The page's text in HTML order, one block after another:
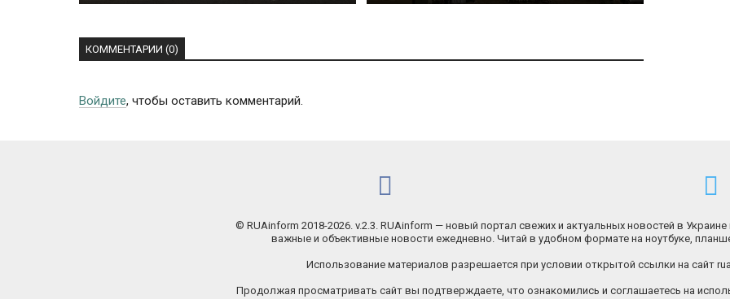
КОММЕНТАРИИ (0)
Войдите, чтобы оставить комментарий.
© RUAinform 2018-2026. v.2.3. RUAinform — новый портал свежих и актуальных новостей в Украине
важные и объективные новости ежедневно. Читай в удобном формате на ноутбуке,
Использование материалов разрешается при условии открытой ссылки на сайт
Продолжая просматривать сайт вы подтверждаете, что ознакомились и соглашаетесь на